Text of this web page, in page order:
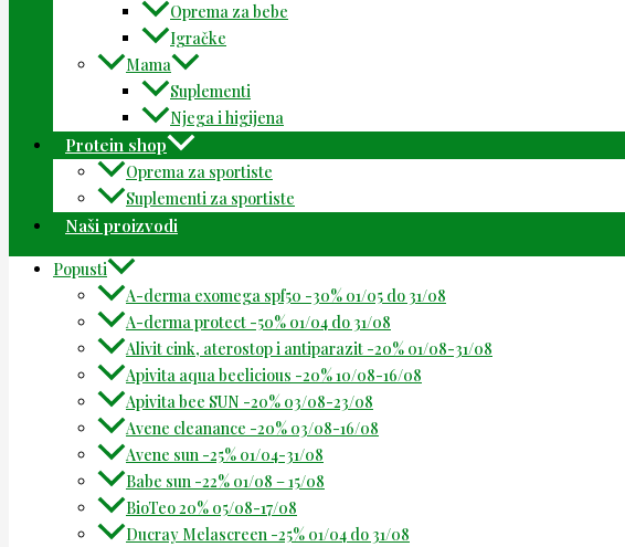
Oprema za bebe
Igračke
Mama
Suplementi
Njega i higijena
Protein shop
Oprema za sportiste
Suplementi za sportiste
Naši proizvodi
Popusti
A-derma exomega spf50 -30% 01/05 do 31/08
A-derma protect -50% 01/04 do 31/08
Alivit cink, aterostop i antiparazit -20% 01/08-31/08
Apivita aqua beelicious -20% 10/08-16/08
Apivita bee SUN -20% 03/08-23/08
Avene cleanance -20% 03/08-16/08
Avene sun -25% 01/04-31/08
Babe sun -22% 01/08 – 15/08
BioTeo 20% 05/08-17/08
Ducray Melascreen -25% 01/04 do 31/08